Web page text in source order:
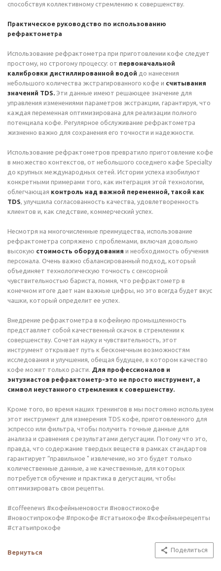
способствуя коллективному стремлению к совершенству.
Практическое руководство по использованию
рефрактометра
Использование рефрактометра при приготовлении кофе следует
простому, но строгому процессу: от первоначальной
калибровки дистиллированной водой до нанесения
небольшого количества экстрагированного кофе и считывания
значений TDS. Эти данные имеют решающее значение для
управления изменениями параметров экстракции, гарантируя, что
каждая переменная оптимизирована для реализации полного
потенциала кофе. Регулярное обслуживание рефрактометра
жизненно важно для сохранения его точности и надежности.
Использование рефрактометров превратило приготовление кофе
в множество контекстов, от небольшого соседнего кафе Specialty
до крупных международных сетей. Истории успеха изобилуют
конкретными примерами того, как интеграция этой технологии,
облегчающая контроль над важной переменной, такой как
TDS, улучшила согласованность качества, удовлетворенность
клиентов и, как следствие, коммерческий успех.
Несмотря на многочисленные преимущества, использование
рефрактометра сопряжено с проблемами, включая довольно
высокую стоимость оборудования и необходимость обучения
персонала. Очень важно сбалансированный подход, который
объединяет технологическую точность с сенсорной
чувствительностью бариста, помня, что рефрактометр в
конечном итоге дает нам важные цифры, но это всегда будет вкус
чашки, который определит ее успех.
Внедрение рефрактометра в кофейную промышленность
представляет собой качественный скачок в стремлении к
совершенству. Сочетая науку и чувствительность, этот
инструмент открывает путь к бесконечным возможностям
исследования и улучшения, обещая будущее, в котором качество
кофе может только расти. Для профессионалов и
энтузиастов рефрактометр-это не просто инструмент, а
символ неустанного стремления к совершенству.
Кроме того, во время наших тренингов в мы постоянно используем
этот инструмент для измерения TDS кофе, приготовленного для
эспрессо или фильтра, чтобы получить точные данные для
анализа и сравнения с результатами дегустации. Потому что это,
правда, что содержание твердых веществ в рамках стандартов
гарантирует “правильное " извлечение, но это будет только
количественные данные, а не качественные, для которых
потребуется обучение и практика в дегустации, чтобы
оптимизировать свои рецепты.
#coffeenews #кофейныеновости #новостиокофе
#новостипрокофе #прокофе #статьиокофе #кофейныерецепты
#статьипрокофе
Вернуться Поделиться